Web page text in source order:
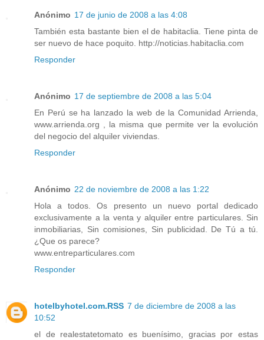
Anónimo 17 de junio de 2008 a las 4:08
También esta bastante bien el de habitaclia. Tiene pinta de
ser nuevo de hace poquito. http://noticias.habitaclia.com
Responder
Anónimo 17 de septiembre de 2008 a las 5:04
En Perú se ha lanzado la web de la Comunidad Arrienda,
www.arrienda.org , la misma que permite ver la evolución
del negocio del alquiler viviendas.
Responder
Anónimo 22 de noviembre de 2008 a las 1:22
Hola a todos. Os presento un nuevo portal dedicado
exclusivamente a la venta y alquiler entre particulares. Sin
inmobiliarias, Sin comisiones, Sin publicidad. De Tú a tú.
¿Que os parece?
www.entreparticulares.com
Responder
hotelbyhotel.com.RSS 7 de diciembre de 2008 a las
10:52
el de realestatetomato es buenísimo, gracias por estas